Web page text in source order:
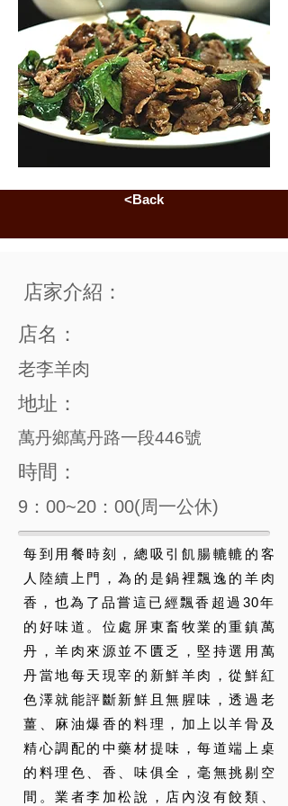
<Back
店家介紹：
店名：
老李羊肉
地址：
萬丹鄉萬丹路一段446號
時間：
9：00~20：00(周一公休)
每到用餐時刻，總吸引飢腸轆轆的客
人陸續上門，為的是鍋裡飄逸的羊肉
香，也為了品嘗這已經飄香超過30年
的好味道。位處屏東畜牧業的重鎮萬
丹，羊肉來源並不匱乏，堅持選用萬
丹當地每天現宰的新鮮羊肉，從鮮紅
色澤就能評斷新鮮且無腥味，透過老
薑、麻油爆香的料理，加上以羊骨及
精心調配的中藥材提味，每道端上桌
的料理色、香、味俱全，毫無挑剔空
間。業者李加松說，店內沒有餃類、